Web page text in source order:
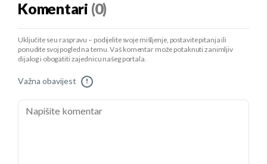
Komentari (0)
Uključite se u raspravu – podijelite svoje mišljenje, postavite pitanja ili
ponudite svoj pogled na temu. Vaš komentar može potaknuti zanimljiv
dijalog i obogatiti zajednicu našeg portala.
Važna obavijest !